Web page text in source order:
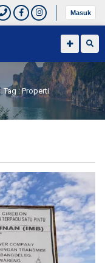
Masuk
Tag : Properti